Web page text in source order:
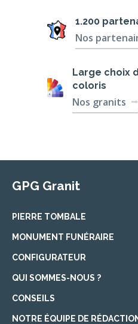
1.200
Nos
Large choix
coloris
Nos granits
GPG Granit
PIERRE TOMBALE
MONUMENT FUNÉRAIRE
CONFIGURATEUR
QUI SOMMES-NOUS ?
CONSEILS
NOTRE ÉQUIPE DE